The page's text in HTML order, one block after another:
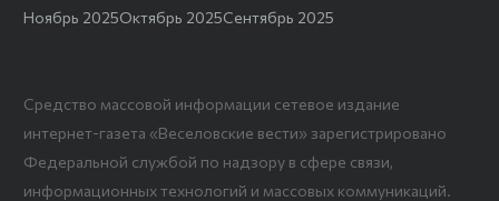
Ноябрь 2025Октябрь 2025Сентябрь 2025
Средство массовой информации сетевое издание
интернет-газета «Веселовские вести» зарегистрировано
Федеральной службой по надзору в сфере связи,
информационных технологий и массовых коммуникаций.